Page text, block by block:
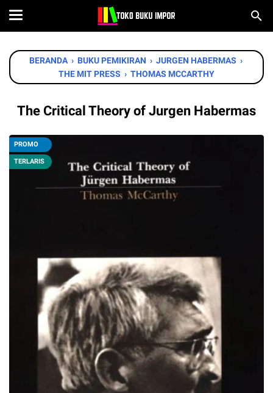
BERANDA › BUKU PEMIKIRAN › JURGEN HABERMAS ›
THE MIT PRESS › THOMAS MCCARTHY
The Critical Theory of Jurgen Habermas
PROMO
TERLARIS